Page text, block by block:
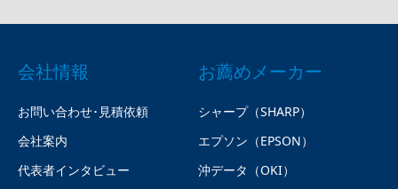
会社情報
お問い合わせ･見積依頼
会社案内
代表者インタビュー
お薦めメーカー
シャープ（SHARP）
エプソン（EPSON）
沖データ（OKI）